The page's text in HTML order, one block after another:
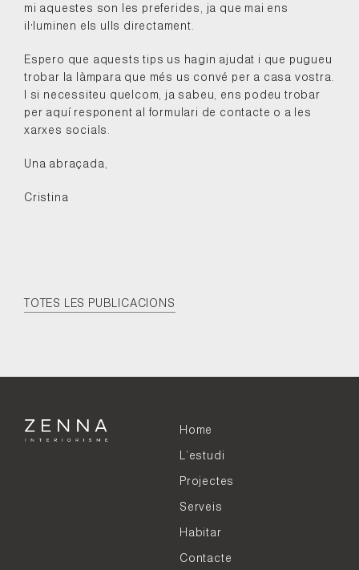
mi aquestes son les preferides, ja que mai ens
il·luminen els ulls directament.
Espero que aquests tips us hagin ajudat i que pugueu
trobar la làmpara que més us convé per a casa vostra.
I si necessiteu quelcom, ja sabeu, ens podeu trobar
per aquí responent al formulari de contacte o a les
xarxes socials.
Una abraçada,
Cristina
TOTES LES PUBLICACIONS
Home
L’estudi
Projectes
Serveis
Habitar
Contacte